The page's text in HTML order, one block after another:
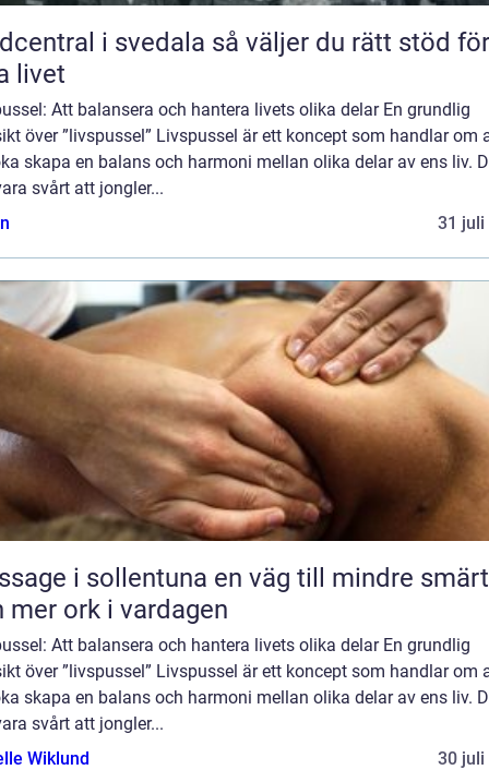
i svedala så väljer du rätt stöd för
livet
Att balansera och hantera livets olika delar En grundlig
över ”livspussel” Livspussel är ett koncept som handlar om
skapa en balans och harmoni mellan olika delar av ens liv.
svårt att jongler...
31 juli
i sollentuna en väg till mindre smärta
mer ork i vardagen
Att balansera och hantera livets olika delar En grundlig
över ”livspussel” Livspussel är ett koncept som handlar om
skapa en balans och harmoni mellan olika delar av ens liv.
svårt att jongler...
Wiklund
30 juli